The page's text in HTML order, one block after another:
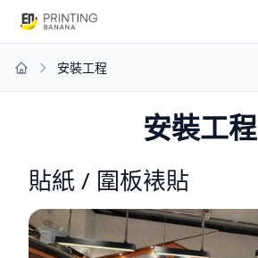
Home 安裝工程
安裝工程
貼紙 / 圍板裱貼